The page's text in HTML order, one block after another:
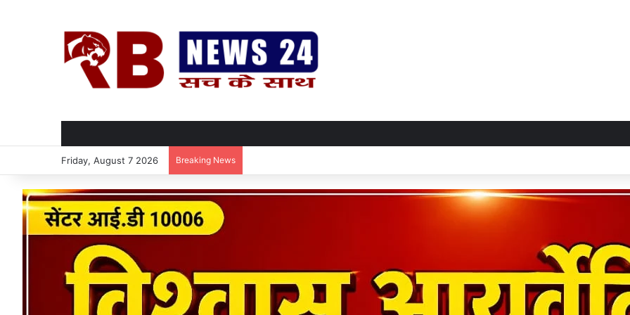
Friday, August 7 2026 Breaking News